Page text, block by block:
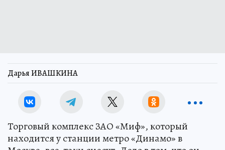
Дарья ИВАШКИНА
Торговый комплекс ЗАО «Миф», который
находится у станции метро «Динамо» в